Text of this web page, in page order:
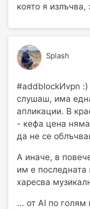
която я
Splash
#addblockИvpn :)
слушаш, има
апликации. В
- кефа цена
да не се
А иначе, в
им е
харесва
... от AI по